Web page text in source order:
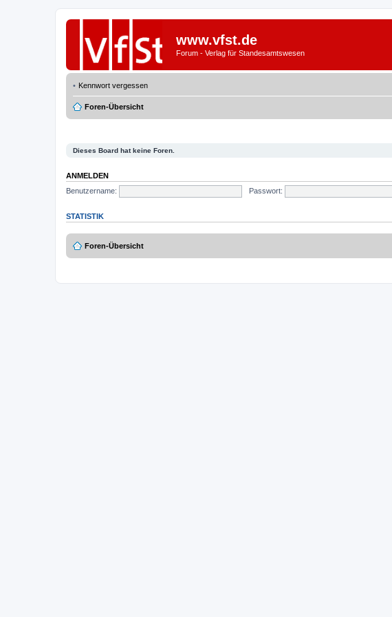
www.vfst.de
Forum - Verlag für Standesamtswesen
Kennwort vergessen
Foren-Übersicht
Dieses Board hat keine Foren.
ANMELDEN
Benutzername:
Passwort:
STATISTIK
Foren-Übersicht